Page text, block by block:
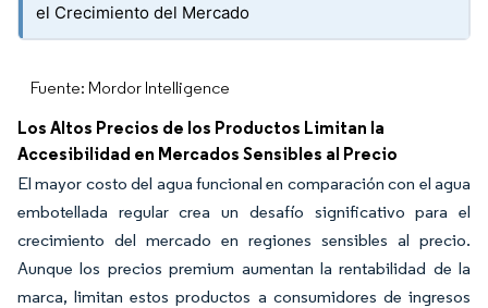
el Crecimiento del Mercado
Fuente: Mordor Intelligence
Los Altos Precios de los Productos Limitan la
Accesibilidad en Mercados Sensibles al Precio
El mayor costo del agua funcional en comparación con el agua
embotellada regular crea un desafío significativo para el
crecimiento del mercado en regiones sensibles al precio.
Aunque los precios premium aumentan la rentabilidad de la
marca, limitan estos productos a consumidores de ingresos